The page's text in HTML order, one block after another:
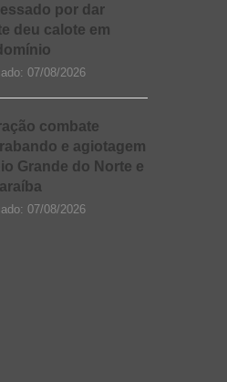
por dar
deu calote em
07/08/2026
combate
e agiotagem
Grande do Norte e
07/08/2026